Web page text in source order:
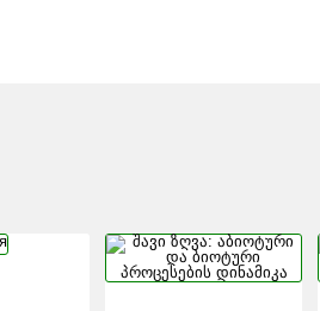
МОЯ
АБХАЗИЯ